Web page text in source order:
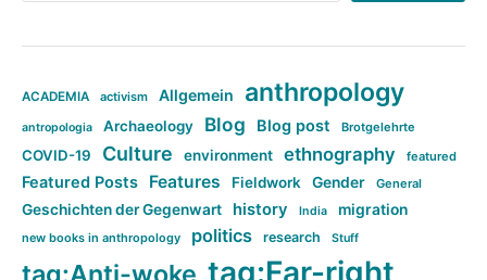
ACADEMIA activism Allgemein anthropology
antropologia Archaeology Blog Blog post Brotgelehrte
COVID-19 Culture environment ethnography featured
Featured Posts Features Fieldwork Gender General
Geschichten der Gegenwart history India migration
new books in anthropology politics research Stuff
tag:Far-right